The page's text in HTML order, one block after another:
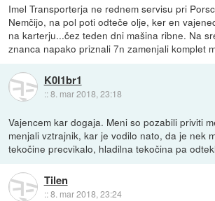
Imel Transporterja ne rednem servisu pri
Nemčijo, na pol poti odteče olje, ker en
na karterju...čez teden dni mašina ribne. Na
znanca napako priznali 7n zamenjali komplet
K0l1br1
::8. mar 2018, 23:18
Vajencem kar dogaja. Meni so pozabili priviti
menjali vztrajnik, kar je vodilo nato, da je nek
tekočine precvikalo, hladilna tekočina pa
Tilen
::8. mar 2018, 23:24